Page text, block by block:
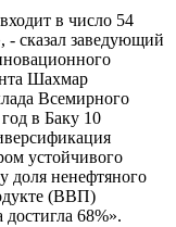
в число 54
- сказал заведующий
Шахмар
Всемирного
в Баку 10
устойчивого
доля ненефтяного
(ВВП)
достигла 68%».